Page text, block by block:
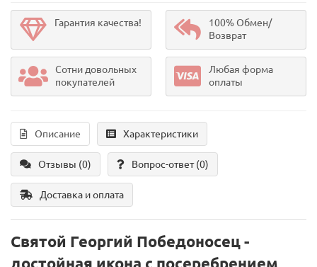
Гарантия качества!
100% Обмен/
Возврат
Сотни довольных
покупателей
Любая форма
оплаты
Описание Характеристики
Отзывы (0) Вопрос-ответ(0)
Доставка и оплата
Святой Георгий Победоносец -
достойная икона с посеребрением